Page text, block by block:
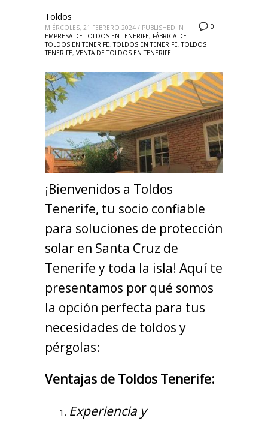
0
Toldos
MIÉRCOLES, 21 FEBRERO 2024 / PUBLISHED IN
EMPRESA DE TOLDOS EN TENERIFE, FÁBRICA DE
TOLDOS EN TENERIFE,TOLDOS EN TENERIFE,TOLDOS
TENERIFE, VENTA DE TOLDOS EN TENERIFE
¡Bienvenidos a Toldos
Tenerife, tu socio confiable
para soluciones de protección
solar en Santa Cruz de
Tenerife y toda la isla! Aquí te
presentamos por qué somos
la opción perfecta para tus
necesidades de toldos y
pérgolas:
Ventajas de Toldos Tenerife:
Experiencia y